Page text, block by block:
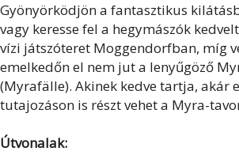
Gyönyörködjön a fantasztikus
vagy keresse fel a hegymászók
vízi játszóteret Moggendorfban, míg
emelkedőn el nem jut a lenyűgöző
(Myrafälle). Akinek kedve tartja, akár
tutajozáson is részt vehet a Myra-
Útvonalak: